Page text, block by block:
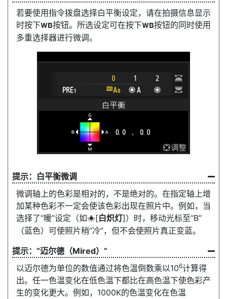
若要使用指令拨盘选择白平衡设定，请在拍摄信息显示
时按下U按钮。所选设定可在按下U按钮的同时使用
多重选择器进行微调。
白平衡微调
微调轴上的色彩是相对的，不是绝对的。在指定轴上增
加某种色彩不一定会使该色彩出现在照片中。例如，当
选择了“暖”设定（如J[白炽灯]）时，移动光标至“B”
（蓝色）可使照片稍“冷”，但不会使照片真正变蓝。
“迈尔德（Mired）”
以迈尔德为单位的数值通过将色温倒数乘以106计算得
出。任一色温变化在低色温下都比在高色温下使色彩产
生的变化更大。例如，1000K的色温变化在色温